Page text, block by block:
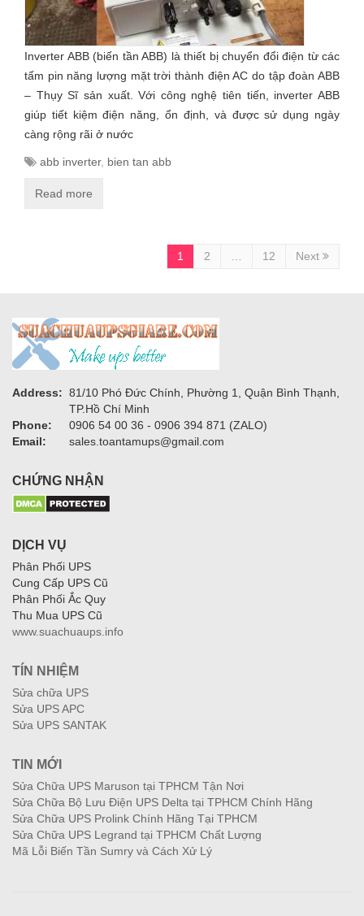
Inverter ABB (biến tần ABB) là thiết bị chuyển đổi điện từ các
tấm pin năng lượng mặt trời thành điện AC do tập đoàn ABB
– Thụy Sĩ sản xuất. Với công nghệ tiên tiến, inverter ABB
giúp tiết kiệm điện năng, ổn định, và được sử dụng ngày
càng rộng rãi ở nước
abb inverter, bien tan abb
Read more
1 2 12 Next
Address: 81/10 Phó Đức Chính, Phường 1, Quận Bình Thạnh,
TP.Hồ Chí Minh
Phone:
0906 54 00 36 - 0906 394 871 (ZALO)
Email:
sales.toantamups@gmail.com
CHỨNG NHẬN
DỊCH VỤ
Phân Phối UPS
Cung Cấp UPS Cũ
Phân Phối Ắc Quy
Thu Mua UPS Cũ
www.suachuaups.info
TÍN NHIỆM
Sửa chữa UPS
Sửa UPS APC
Sửa UPS SANTAK
TIN MỚI
Sửa Chữa UPS Maruson tại TPHCM Tận Nơi
Sửa Chữa Bộ Lưu Điện UPS Delta tại TPHCM Chính Hãng
Sửa Chữa UPS Prolink Chính Hãng Tại TPHCM
Sửa Chữa UPS Legrand tại TPHCM Chất Lượng
Mã Lỗi Biến Tần Sumry và Cách Xử Lý